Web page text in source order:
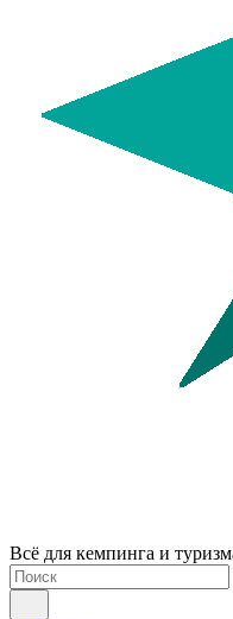
Всё для кемпинга и